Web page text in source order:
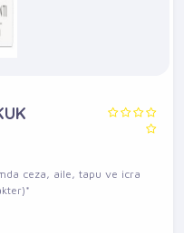
ceza, aile, tapu ve icra